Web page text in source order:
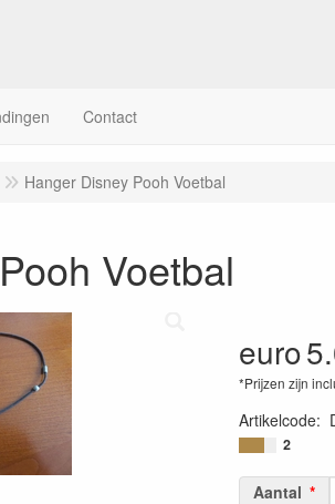
Contact
Hanger Disney Pooh Voetbal
Voetbal
euro
*Prijzen zijn
Artikelcode:
2
Aantal